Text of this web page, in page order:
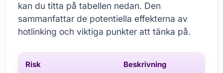
kan du titta på tabellen nedan. Den
sammanfattar de potentiella effekterna av
hotlinking och viktiga punkter att tänka på.
Risk Beskrivning